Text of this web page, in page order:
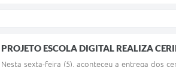
PROJETO ESCOLA DIGITAL REALIZA
Nesta sexta-feira (5), aconteceu a entrega dos